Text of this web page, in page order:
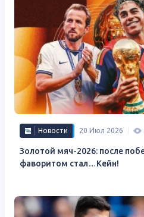
Новости 20 Июл 2026
Золотой мяч-2026: после
фаворитом стал…Кейн!